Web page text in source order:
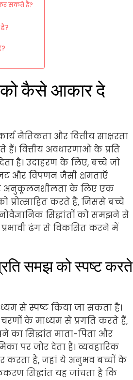
सकते हैं?
कैसे आकार दे
और वित्तीय साक्षरता
वित्तीय अवधारणाओं के प्रति
है। उदाहरण के लिए, बच्चे जो
और विपणन जैसी क्षमताएँ
अनुकूलनशीलता के लिए एक
प्रोत्साहित करते हैं, जिससे बच्चे
सिद्धांतों को समझने से
ढंग से विकसित करने में
समझ को स्पष्ट करते
से स्पष्ट किया जा सकता है।
के माध्यम से प्रगति करते हैं,
का सिद्धांत माता-पिता और
पर जोर देता है। व्यवहारिक
करता है, जहां ये अनुभव बच्चों के
सिद्धांत यह जांचता है कि